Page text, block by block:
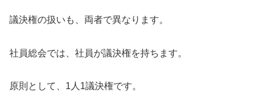
議決権の扱いも、両者で異なります。
社員総会では、社員が議決権を持ちます。
原則として、1人1議決権です。